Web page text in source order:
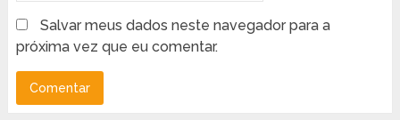
Salvar meus dados neste navegador para a
próxima vez que eu comentar.